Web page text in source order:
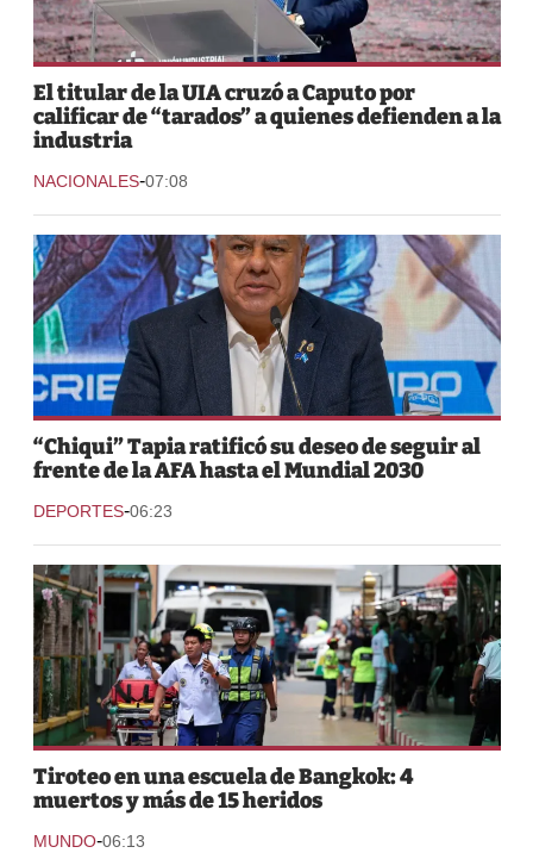
El titular de la UIA cruzó a Caputo por
calificar de “tarados” a quienes defienden a la
industria
NACIONALES-07:08
“Chiqui” Tapia ratificó su deseo de seguir al
frente de la AFA hasta el Mundial 2030
DEPORTES-06:23
Tiroteo en una escuela de Bangkok: 4
muertos y más de 15 heridos
MUNDO-06:13